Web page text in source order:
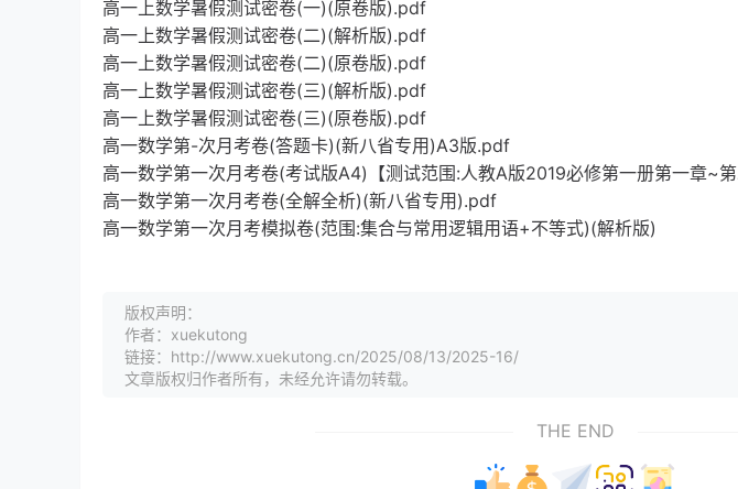
高一上数学暑假测试密卷(一)(原卷版).pdf
高一上数学暑假测试密卷(二)(解析版).pdf
高一上数学暑假测试密卷(二)(原卷版).pdf
高一上数学暑假测试密卷(三)(解析版).pdf
高一上数学暑假测试密卷(三)(原卷版).pdf
高一数学第-次月考卷(答题卡)(新八省专用)A3版.pdf
高一数学第一次月考卷(考试版A4)【测试范围:人教A版2019必修第一册第一章~
高一数学第一次月考卷(全解全析)(新八省专用).pdf
高一数学第一次月考模拟卷(范围:集合与常用逻辑用语+不等式)(解析版)
版权声明：
作者：xuekutong
链接：http://www.xuekutong.cn/2025/08/13/2025-16/
文章版权归作者所有，未经允许请勿转载。
THE END